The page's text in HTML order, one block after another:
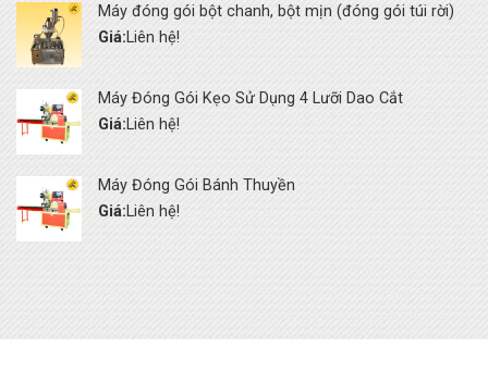
Máy đóng gói bột chanh, bột mịn (đóng gói túi rời)
Giá:Liên hệ!
Máy Đóng Gói Kẹo Sử Dụng 4 Lưỡi Dao Cắt
Giá:Liên hệ!
Máy Đóng Gói Bánh Thuyền
Giá:Liên hệ!